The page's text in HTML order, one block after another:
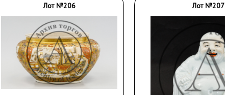
Лот №206 Лот №207